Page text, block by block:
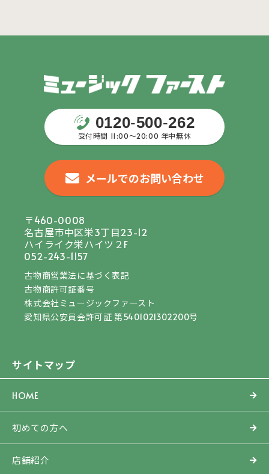
サイトマップ
HOME
初めての方へ
店舗紹介
0120-500-262
受付時間 11:00〜20:00 年中無休
メールでのお問い合わせ
〒460-0008
名古屋市中区栄3丁目23-12
ハイライク栄ハイツ２F
052-243-1157
古物商営業法に基づく表記
古物商許可証番号
株式会社ミュージックファースト
愛知県公安員会許可証 第5401021302200号